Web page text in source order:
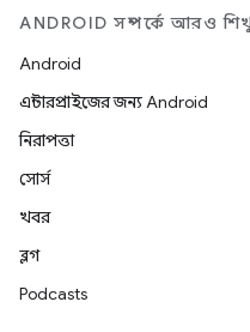
ANDROID সম্পর্কে আরও
Android
এন্টারপ্রাইজের জন্য Android
নিরাপত্তা
সোর্স
খবর
ব্লগ
Podcasts